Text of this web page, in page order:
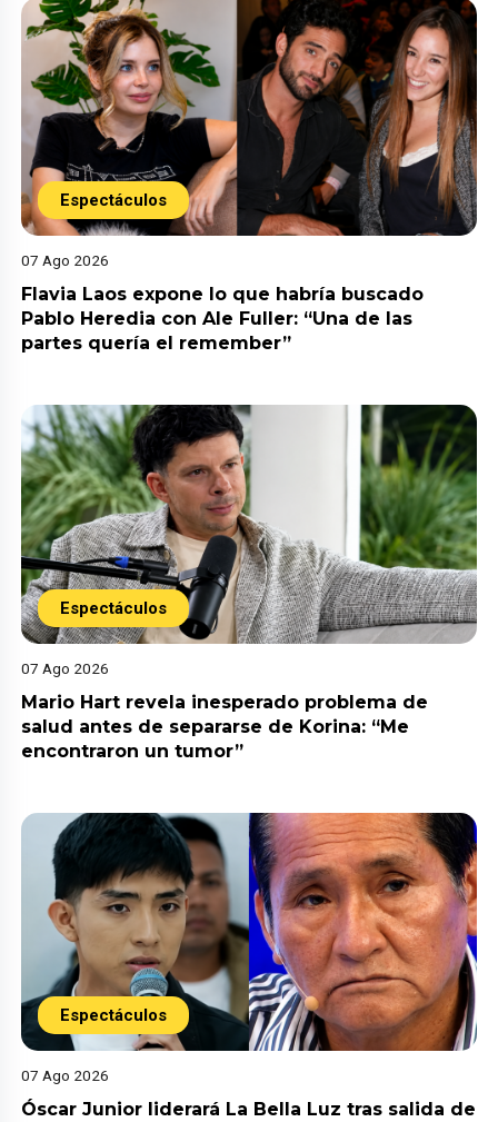
Espectáculos
07 Ago 2026
Flavia Laos expone lo que habría buscado
Pablo Heredia con Ale Fuller: “Una de las
partes quería el remember”
Espectáculos
07 Ago 2026
Mario Hart revela inesperado problema de
salud antes de separarse de Korina: “Me
encontraron un tumor”
Espectáculos
07 Ago 2026
Óscar Junior liderará La Bella Luz tras salida de